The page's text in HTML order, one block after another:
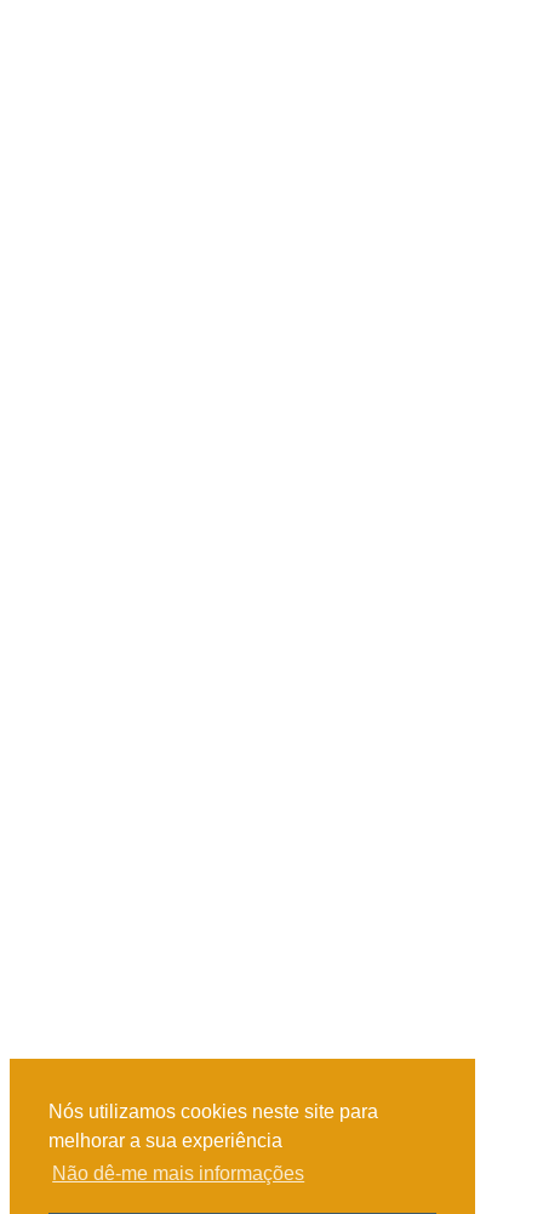
Nós utilizamos cookies neste site para
melhorar a sua experiência
Não dê-me mais informações